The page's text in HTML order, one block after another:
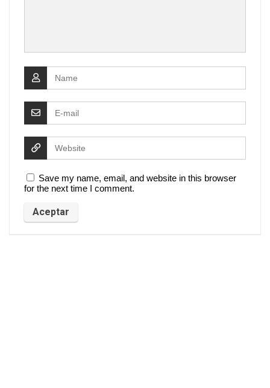
Save my name, email, and website in this browser
for the next time I comment.